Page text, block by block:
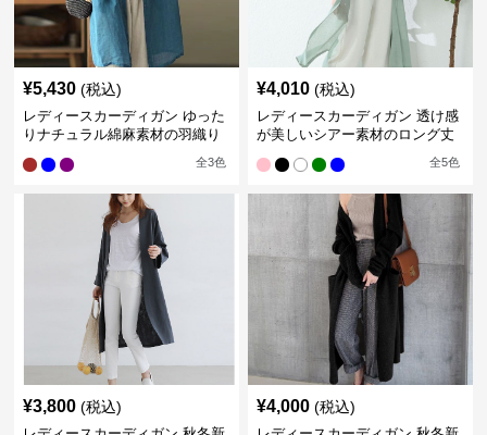
¥5,430 (税込)
レディースカーディガン ゆった
りナチュラル綿麻素材の羽織り
全3色
¥4,010 (税込)
レディースカーディガン 透け感
が美しいシアー素材のロング丈
全5色
¥3,800 (税込) ¥4,000 (税込)